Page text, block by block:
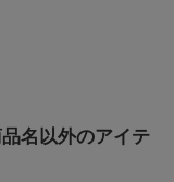
名以外のアイテ